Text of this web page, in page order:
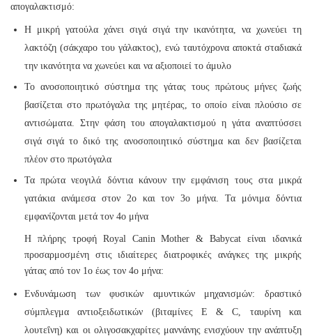
απογαλακτισμό:
Η μικρή γατούλα χάνει σιγά σιγά την ικανότητα, να χωνεύει τη
λακτόζη (σάκχαρο του γάλακτος), ενώ ταυτόχρονα αποκτά σταδιακά
την ικανότητα να χωνεύει και να αξιοποιεί το άμυλο
Το ανοσοποιητικό σύστημα της γάτας τους πρώτους μήνες ζωής
βασίζεται στο πρωτόγαλα της μητέρας, το οποίο είναι πλούσιο σε
αντισώματα. Στην φάση του απογαλακτισμού η γάτα αναπτύσσει
σιγά σιγά το δικό της ανοσοποιητικό σύστημα και δεν βασίζεται
πλέον στο πρωτόγαλα
Τα πρώτα νεογιλά δόντια κάνουν την εμφάνιση τους στα μικρά
γατάκια ανάμεσα στον 2ο και τον 3ο μήνα. Τα μόνιμα δόντια
εμφανίζονται μετά τον 4ο μήνα
Η πλήρης τροφή Royal Canin Mother & Babycat είναι ιδανικά
προσαρμοσμένη στις ιδιαίτερες διατροφικές ανάγκες της μικρής
γάτας από τον 1ο έως τον 4ο μήνα:
Ενδυνάμωση των φυσικών αμυντικών μηχανισμών: δραστικό
σύμπλεγμα αντιοξειδωτικών (βιταμίνες E & C, ταυρίνη και
λουτεΐνη) και οι ολιγοσακχαρίτες μαννάνης ενισχύουν την ανάπτυξη